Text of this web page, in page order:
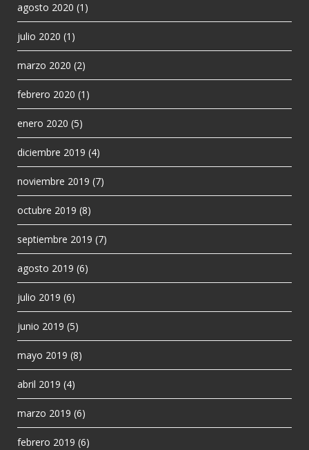
agosto 2020 (1)
julio 2020 (1)
marzo 2020 (2)
febrero 2020 (1)
enero 2020 (5)
diciembre 2019 (4)
noviembre 2019 (7)
octubre 2019 (8)
septiembre 2019 (7)
agosto 2019 (6)
julio 2019 (6)
junio 2019 (5)
mayo 2019 (8)
abril 2019 (4)
marzo 2019 (6)
febrero 2019 (6)